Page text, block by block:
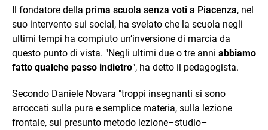
Il fondatore della prima scuola senza voti a Piacenza, nel
suo intervento sui social, ha svelato che la scuola negli
ultimi tempi ha compiuto un’inversione di marcia da
questo punto di vista. "Negli ultimi due o tre anni abbiamo
fatto qualche passo indietro", ha detto il pedagogista.
Secondo Daniele Novara "troppi insegnanti si sono
arroccati sulla pura e semplice materia, sulla lezione
frontale, sul presunto metodo lezione–studio–